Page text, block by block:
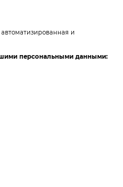
и
персональными данными: